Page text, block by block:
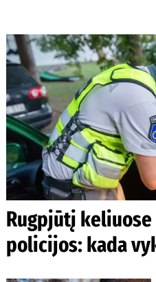
Rugpjūtį keliuose
policijos: kada